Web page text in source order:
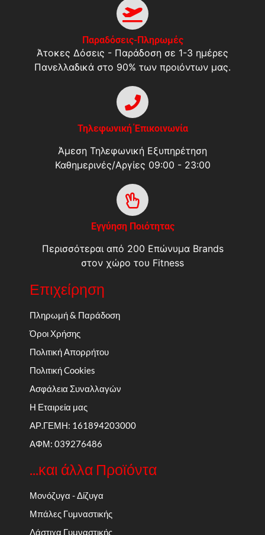
Παραδόσεις-Πληρωμές
Άτοκες Δόσεις - Παράδοση σε 1-3 ημέρες
Πανελλαδικά στο 90% των προιόντων μας.
Τηλεφωνική Έπικοινωνία
Άμεση Τηλεφωνική Εξυπηρέτηση
Καθημερινές/Αργίες 09:00 - 23:00
Εγγύηση Ποιότητας
Περισσότεραι από 200 Επώνυμα Brands
στον χώρο του Fitness
Επιχείρηση
Πληρωμή & Παράδοση
Όροι Χρήσης
Πολιτική Απορρήτου
Πολιτική Cookies
Ασφάλεια Συναλλαγών
Η Εταιρεία μας
ΑΡ.ΓΕΜΗ: 161894203000
ΑΦΜ: 039276486
...και άλλα Προϊόντα
Μονόζυγα - Δίζυγα
Μπάλες Γυμναστικής
Λάστιχα Γυμναστικής